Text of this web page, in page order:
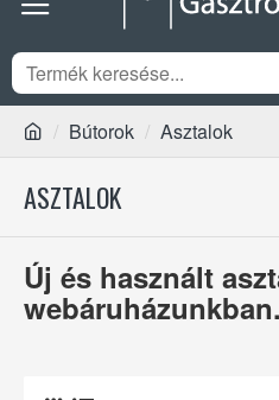
Bútorok Asztalok
ASZTALOK
Új és használt
webáruházunkban.